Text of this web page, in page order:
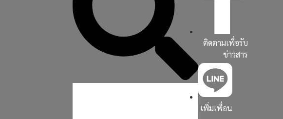
ติดตามเพื่อรับ
ข่าวสาร
เพิ่มเพื่อน